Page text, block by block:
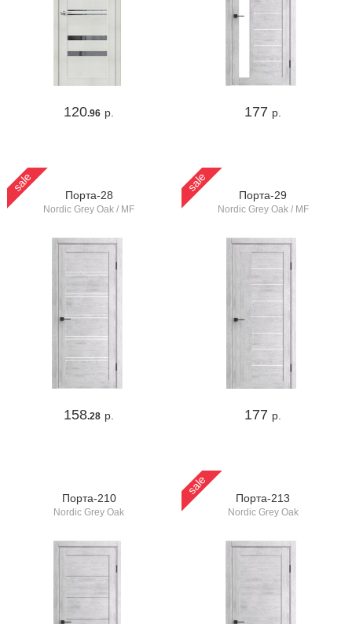
120.96 р. 177 р.
sale
Порта-28
Nordic Grey Oak / MF
158.28 р.
sale
Порта-29
Nordic Grey Oak / MF
177 р.
Порта-210
Nordic Grey Oak
sale
Порта-213
Nordic Grey Oak